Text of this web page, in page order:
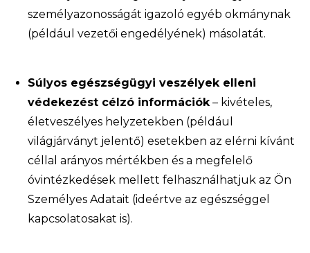
személyazonosságát igazoló egyéb okmánynak
(például vezetői engedélyének) másolatát.
Súlyos egészségügyi veszélyek elleni
védekezést célzó információk– kivételes,
életveszélyes helyzetekben (például
világjárványt jelentő) esetekben az elérni kívánt
céllal arányos mértékben és a megfelelő
óvintézkedések mellett felhasználhatjuk az Ön
Személyes Adatait (ideértve az egészséggel
kapcsolatosakat is).